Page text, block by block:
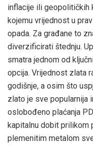
inflacije ili geopolitičkih
kojemu vrijednost u
opada. Za građane to
diverzificirati štednju.
smatra jednom od
opcija. Vrijednost zlata
godišnje, a osim što
zlato je sve popularnija
oslobođeno plaćanja
kapitalnu dobit prilikom
plemenitim metalom